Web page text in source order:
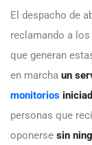
El despacho de
reclamando a
que generan
en marcha un
monitorios
personas que
oponerse sin